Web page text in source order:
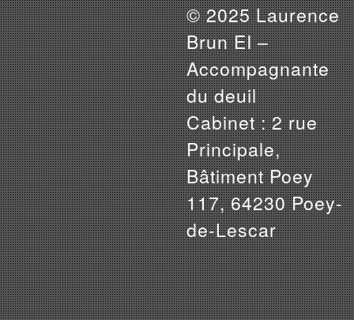
© 2025 Laurence
Brun EI –
Accompagnante
du deuil
Cabinet : 2 rue
Principale,
Bâtiment Poey
117, 64230 Poey-
de-Lescar